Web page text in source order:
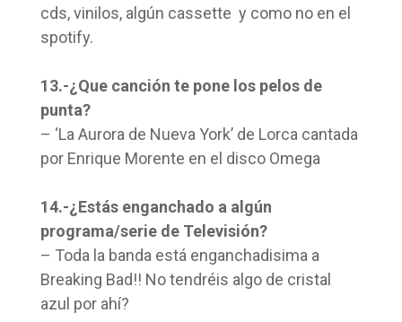
cds, vinilos, algún cassette y como no en el
spotify.
13.-¿Que canción te pone los pelos de
punta?
– ‘La Aurora de Nueva York’ de Lorca cantada
por Enrique Morente en el disco Omega
14.-¿Estás enganchado a algún
programa/serie de Televisión?
– Toda la banda está enganchadisima a
Breaking Bad!! No tendréis algo de cristal
azul por ahí?